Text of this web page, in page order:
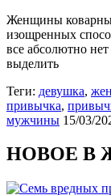
Женщины коварны:
изощренных
все абсолютно
выделить
Теги: девушка,
привычка,
мужчины 15/03/
НОВОЕ В